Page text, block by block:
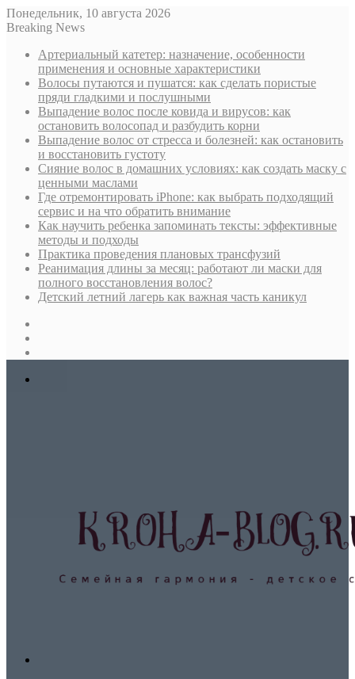
Понедельник, 10 августа 2026
Breaking News
Артериальный катетер: назначение, особенности
применения и основные характеристики
Волосы путаются и пушатся: как сделать пористые
пряди гладкими и послушными
Выпадение волос после ковида и вирусов: как
остановить волосопад и разбудить корни
Выпадение волос от стресса и болезней: как остановить
и восстановить густоту
Сияние волос в домашних условиях: как создать маску с
ценными маслами
Где отремонтировать iPhone: как выбрать подходящий
сервис и на что обратить внимание
Как научить ребенка запоминать тексты: эффективные
методы и подходы
Практика проведения плановых трансфузий
Реанимация длины за месяц: работают ли маски для
полного восстановления волос?
Детский летний лагерь как важная часть каникул